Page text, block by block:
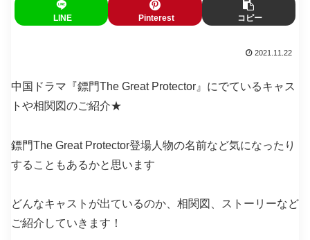
LINE Pinterest コピー
2021.11.22
中国ドラマ『鏢門The Great Protector』にでているキャス
トや相関図のご紹介★
鏢門The Great Protector登場人物の名前など気になったり
することもあるかと思います
どんなキャストが出ているのか、相関図、ストーリーなど
ご紹介していきます！